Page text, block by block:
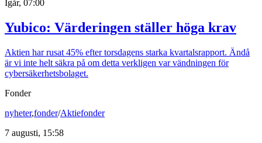
Igår, 07:00
Yubico: Värderingen ställer höga krav
Aktien har rusat 45% efter torsdagens starka kvartalsrapport. Ändå
är vi inte helt säkra på om detta verkligen var vändningen för
cybersäkerhetsbolaget.
Fonder
nyheter,fonder/Aktiefonder
7 augusti, 15:58